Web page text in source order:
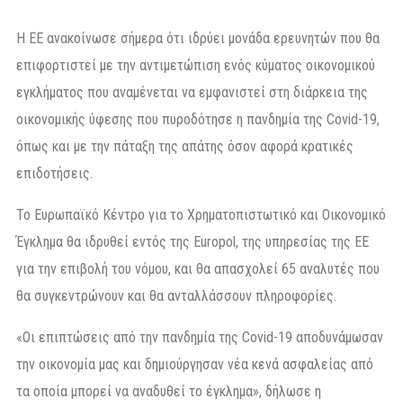
Η ΕΕ ανακοίνωσε σήμερα ότι ιδρύει μονάδα ερευνητών που θα
επιφορτιστεί με την αντιμετώπιση ενός κύματος οικονομικού
εγκλήματος που αναμένεται να εμφανιστεί στη διάρκεια της
οικονομικής ύφεσης που πυροδότησε η πανδημία της Covid-19,
όπως και με την πάταξη της απάτης όσον αφορά κρατικές
επιδοτήσεις.
Το Ευρωπαϊκό Κέντρο για το Χρηματοπιστωτικό και Οικονομικό
Έγκλημα θα ιδρυθεί εντός της Europol, της υπηρεσίας της ΕΕ
για την επιβολή του νόμου, και θα απασχολεί 65 αναλυτές που
θα συγκεντρώνουν και θα ανταλλάσσουν πληροφορίες.
«Οι επιπτώσεις από την πανδημία της Covid-19 αποδυνάμωσαν
την οικονομία μας και δημιούργησαν νέα κενά ασφαλείας από
τα οποία μπορεί να αναδυθεί το έγκλημα», δήλωσε η